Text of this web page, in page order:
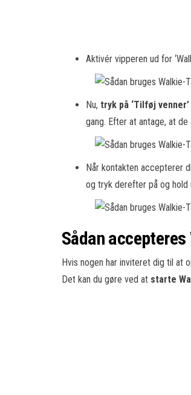
Aktivér vipperen ud for
Nu, tryk på ‘Tilføj venner’
gang. Efter at antage, at
Når kontakten accepterer
og tryk derefter på og hold
Sådan
Hvis nogen har inviteret dig til at
Det kan du gøre ved at starte